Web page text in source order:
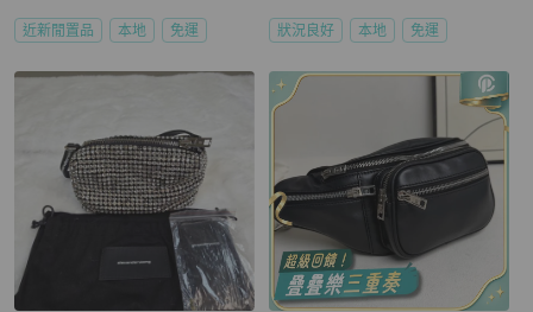
近新閒置品 本地 免運 狀況良好 本地 免運